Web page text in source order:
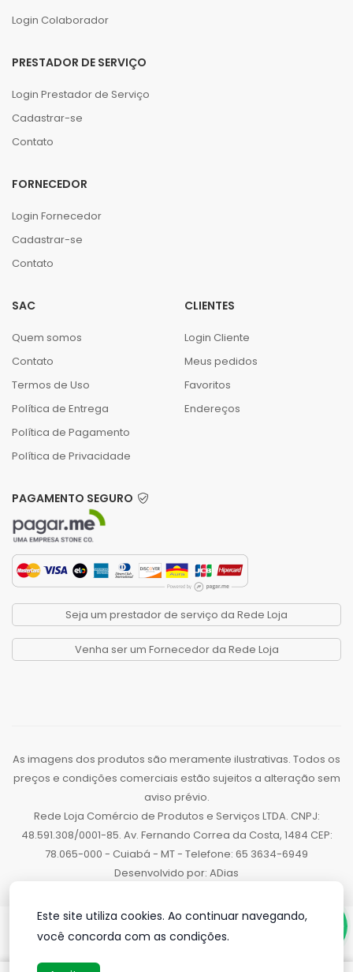
Login Colaborador
PRESTADOR DE SERVIÇO
Login Prestador de Serviço
Cadastrar-se
Contato
FORNECEDOR
Login Fornecedor
Cadastrar-se
Contato
SAC
Quem somos
Contato
Termos de Uso
Política de Entrega
Política de Pagamento
Política de Privacidade
CLIENTES
Login Cliente
Meus pedidos
Favoritos
Endereços
PAGAMENTO SEGURO
Seja um prestador de serviço da Rede Loja
Venha ser um Fornecedor da Rede Loja
As imagens dos produtos são meramente ilustrativas. Todos os
preços e condições comerciais estão sujeitos a alteração sem
aviso prévio.
Rede Loja Comércio de Produtos e Serviços LTDA. CNPJ:
48.591.308/0001-85. Av. Fernando Correa da Costa, 1484 CEP:
78.065-000 - Cuiabá - MT - Telefone: 65 3634-6949
Desenvolvido por: ADias
Este site utiliza cookies. Ao continuar navegando,
você concorda com as condições.